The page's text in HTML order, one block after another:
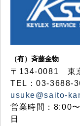
（有）斉藤金物
〒134-0081 東
TEL：03-3688-
usuke@saito-
営業時間：8:00
日